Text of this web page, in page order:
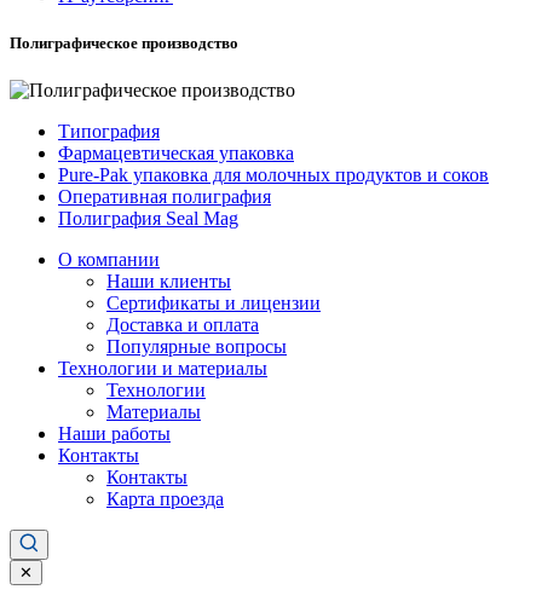
Полиграфическое производство
Типография
Фармацевтическая упаковка
Pure-Pak упаковка для молочных продуктов и соков
Оперативная полиграфия
Полиграфия Seal Mag
О компании
Наши клиенты
Сертификаты и лицензии
Доставка и оплата
Популярные вопросы
Технологии и материалы
Технологии
Материалы
Наши работы
Контакты
Контакты
Карта проезда
✕